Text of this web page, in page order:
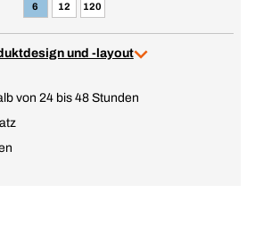
6 12 120
und -layout
von 24 bis 48 Stunden